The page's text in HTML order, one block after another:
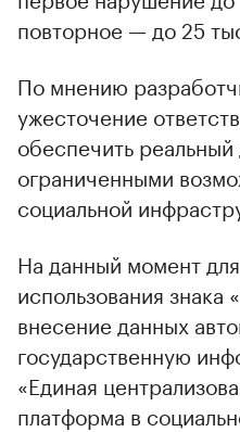
повторное — до 25
По мнению
ужесточение
обеспечить
ограниченными
социальной
На данный момент
использования
внесение данных
государственную
«Единая
платформа в